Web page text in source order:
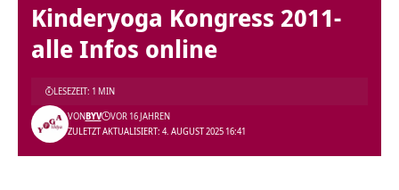
Kinderyoga Kongress 2011-
alle Infos online
ZULETZT AKTUALISIERT: 4. AUGUST 2025 16:41
VONBYV VOR 16 JAHREN
LESEZEIT: 1 MIN